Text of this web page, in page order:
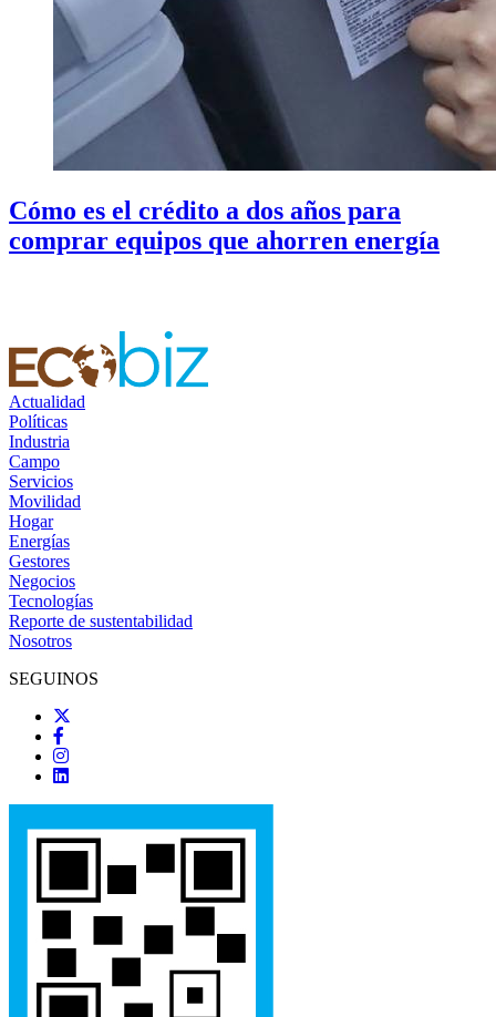
Cómo es el crédito a dos años para
comprar equipos que ahorren energía
Actualidad
Políticas
Industria
Campo
Servicios
Movilidad
Hogar
Energías
Gestores
Negocios
Tecnologías
Reporte de sustentabilidad
Nosotros
SEGUINOS